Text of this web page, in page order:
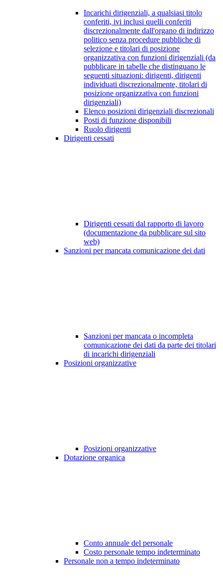
Incarichi dirigenziali, a qualsiasi titolo
conferiti, ivi inclusi quelli conferiti
discrezionalmente dall'organo di indirizzo
politico senza procedure pubbliche di
selezione e titolari di posizione
organizzativa con funzioni dirigenziali (da
pubblicare in tabelle che distinguano le
seguenti situazioni: dirigenti, dirigenti
individuati discrezionalmente, titolari di
posizione organizzativa con funzioni
dirigenziali)
Elenco posizioni dirigenziali discrezionali
Posti di funzione disponibili
Ruolo dirigenti
Dirigenti cessati
Dirigenti cessati dal rapporto di lavoro
(documentazione da pubblicare sul sito
web)
Sanzioni per mancata comunicazione dei dati
Sanzioni per mancata o incompleta
comunicazione dei dati da parte dei titolari
di incarichi dirigenziali
Posizioni organizzative
Posizioni organizzative
Dotazione organica
Conto annuale del personale
Costo personale tempo indeterminato
Personale non a tempo indeterminato